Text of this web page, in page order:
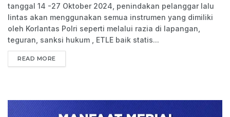
tanggal 14 -27 Oktober 2024, penindakan pelanggar lalu
lintas akan menggunakan semua instrumen yang dimiliki
oleh Korlantas Polri seperti melalui razia di lapangan,
teguran, sanksi hukum , ETLE baik statis...
READ MORE